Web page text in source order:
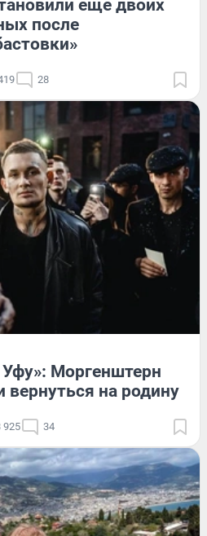
еще двоих
после
28
Уфу»: Моргенштерн
вернуться на родину
925 34